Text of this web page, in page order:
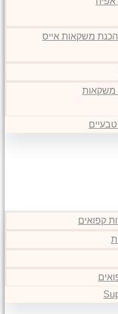
משקאות אייס
משקאות
קפואים